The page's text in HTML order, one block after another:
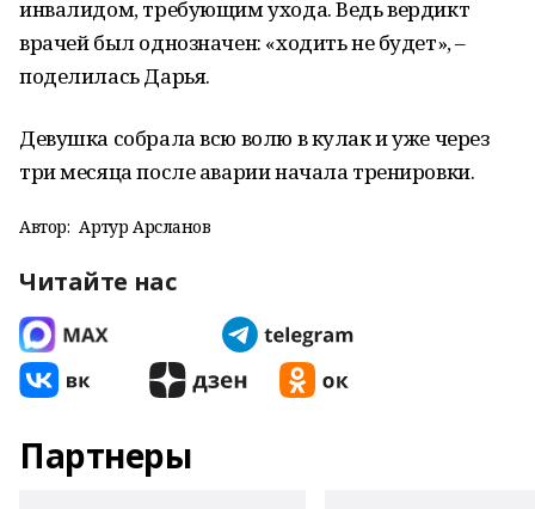
инвалидом, требующим ухода. Ведь вердикт
врачей был однозначен: «ходить не будет», –
поделилась Дарья.
Девушка собрала всю волю в кулак и уже через
три месяца после аварии начала тренировки.
Автор: Артур Арсланов
Читайте нас
Партнеры